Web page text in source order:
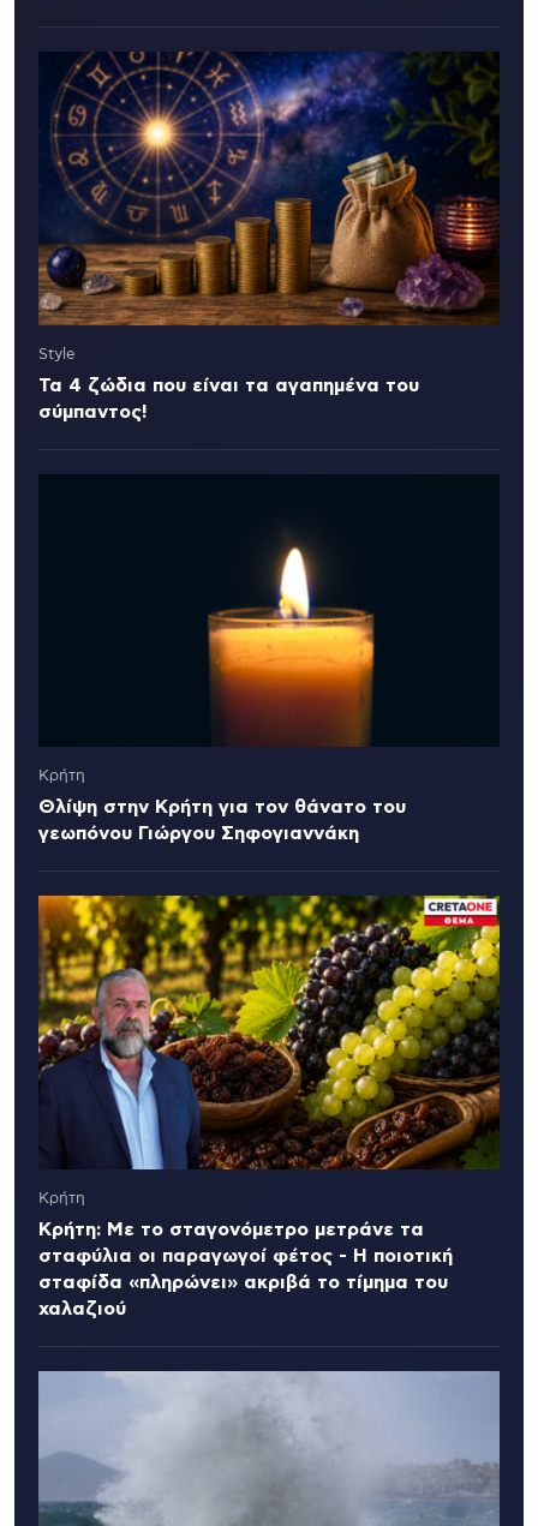
Style
Τα 4 ζώδια που είναι τα αγαπημένα του
σύμπαντος!
Κρήτη
Θλίψη στην Κρήτη για τον θάνατο του
γεωπόνου Γιώργου Σηφογιαννάκη
Κρήτη
Κρήτη: Με το σταγονόμετρο μετράνε τα
σταφύλια οι παραγωγοί φέτος - Η ποιοτική
σταφίδα «πληρώνει» ακριβά το τίμημα του
χαλαζιού